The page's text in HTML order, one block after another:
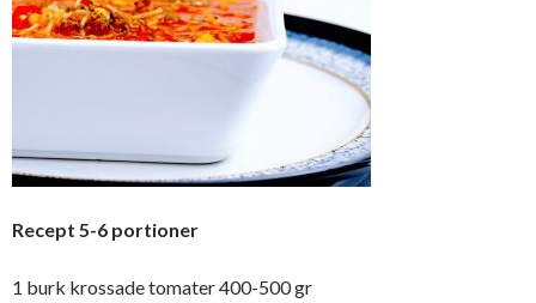
Recept 5-6 portioner
1 burk krossade tomater 400-500 gr